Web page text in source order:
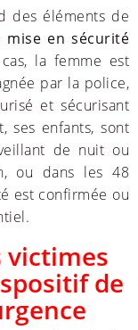
des éléments de
mise en sécurité
la femme est
par la police,
et sécurisant
ses enfants, sont
de nuit ou
ou dans les 48
est confirmée ou
victimes
de